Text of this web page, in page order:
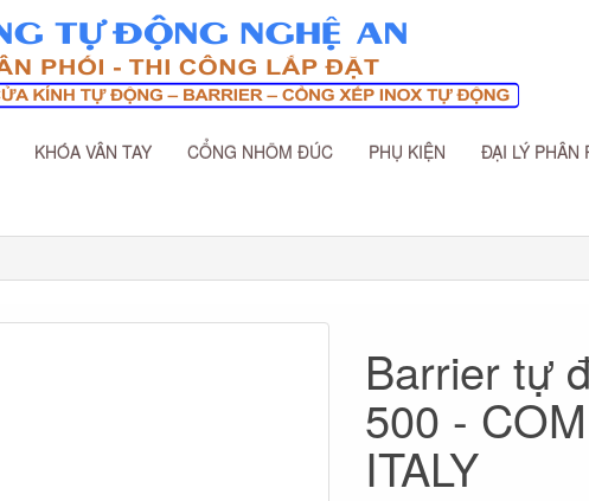
KHÓA VÂN TAY CỔNG NHÔM ĐÚC PHỤ KIỆN ĐẠI LÝ PHÂN
Barrier tự
500 -
ITALY